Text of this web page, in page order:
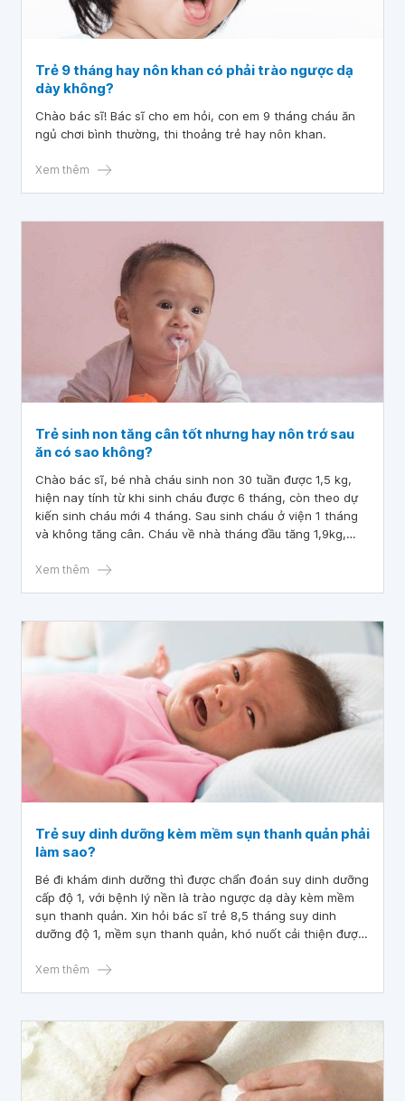
Trẻ 9 tháng hay nôn khan có phải trào ngược dạ
dày không?
Chào bác sĩ! Bác sĩ cho em hỏi, con em 9 tháng cháu ăn
ngủ chơi bình thường, thi thoảng trẻ hay nôn khan.
Xem thêm
Trẻ sinh non tăng cân tốt nhưng hay nôn trớ sau
ăn có sao không?
Chào bác sĩ, bé nhà cháu sinh non 30 tuần được 1,5 kg,
hiện nay tính từ khi sinh cháu được 6 tháng, còn theo dự
kiến sinh cháu mới 4 tháng. Sau sinh cháu ở viện 1 tháng
và không tăng cân. Cháu về nhà tháng đầu tăng 1,9kg,
Xem thêm
Trẻ suy dinh dưỡng kèm mềm sụn thanh quản phải
làm sao?
Bé đi khám dinh dưỡng thì được chẩn đoán suy dinh dưỡng
cấp độ 1, với bệnh lý nền là trào ngược dạ dày kèm mềm
sụn thanh quản. Xin hỏi bác sĩ trẻ 8,5 tháng suy dinh
dưỡng độ 1, mềm sụn thanh quản, khó nuốt cải thiện được
Xem thêm